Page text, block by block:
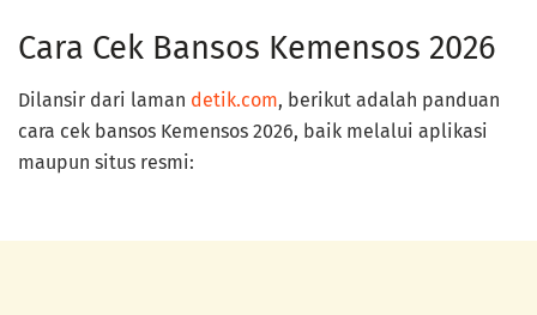
Cara Cek Bansos Kemensos 2026
Dilansir dari laman detik.com, berikut adalah panduan
cara cek bansos Kemensos 2026, baik melalui aplikasi
maupun situs resmi: